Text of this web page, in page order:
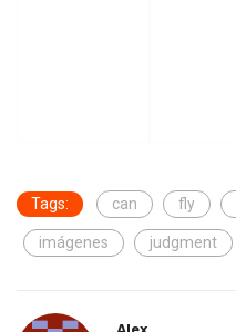
Tags: can fly
imágenes judgment
Alex